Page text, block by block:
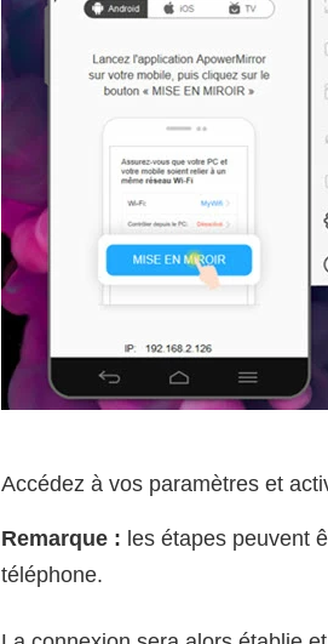
Accédez à vos paramètres et
Remarque : les étapes peuvent
téléphone.